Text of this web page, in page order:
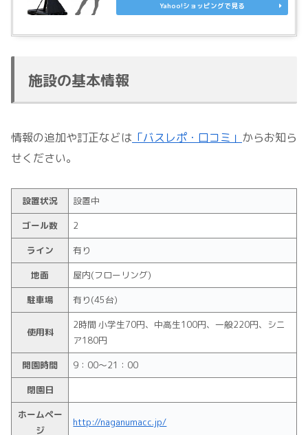
Yahoo!ショッピングで見る
施設の基本情報
情報の追加や訂正などは 「バスレポ・口コミ」 からお知ら
せください。
設置状況
設置中
ゴール数
2
ライン
有り
地面
屋内(フローリング)
駐車場
有り(45台)
使用料
2時間 小学生70円、中高生100円、一般220円、シニ
ア180円
開園時間
9：00～21：00
閉園日
ホームペー
ジ
http://naganumacc.jp/